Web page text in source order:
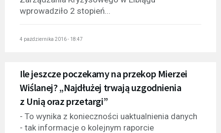
wprowadziło 2 stopień...
4 października 2016 - 18:47
Ile jeszcze poczekamy na przekop Mierzei
Wiślanej? „Najdłużej trwają uzgodnienia
z Unią oraz przetargi”
- To wynika z konieczności uaktualnienia danych
- tak informacje o kolejnym raporcie